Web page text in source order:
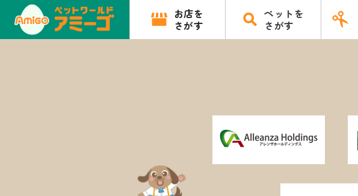
お店を
さがす
ペットを
さがす